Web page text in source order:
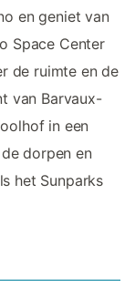
en geniet van
Space Center
de ruimte en de
van Barvaux-
in een
dorpen en
het Sunparks